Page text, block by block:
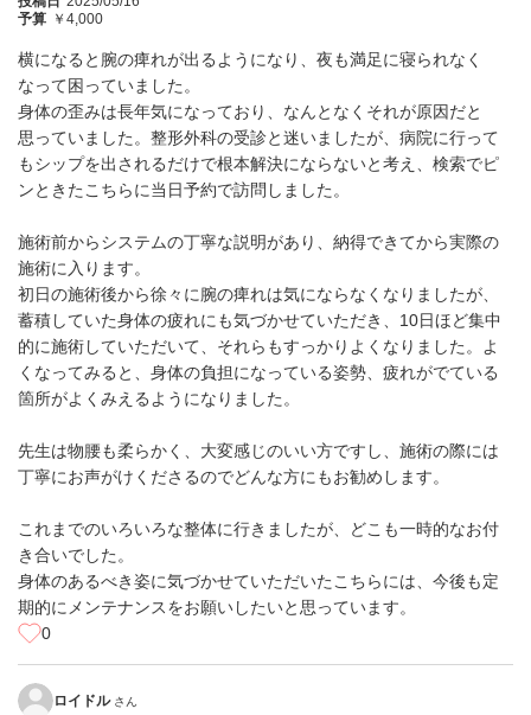
予算 ￥4,000
横になると腕の痺れが出るようになり、夜も満足に寝られなく
なって困っていました。
身体の歪みは長年気になっており、なんとなくそれが原因だと
思っていました。整形外科の受診と迷いましたが、病院に行って
もシップを出されるだけで根本解決にならないと考え、検索でピ
ンときたこちらに当日予約で訪問しました。
施術前からシステムの丁寧な説明があり、納得できてから実際の
施術に入ります。
初日の施術後から徐々に腕の痺れは気にならなくなりましたが、
蓄積していた身体の疲れにも気づかせていただき、10日ほど集中
的に施術していただいて、それらもすっかりよくなりました。よ
くなってみると、身体の負担になっている姿勢、疲れがでている
箇所がよくみえるようになりました。
先生は物腰も柔らかく、大変感じのいい方ですし、施術の際には
丁寧にお声がけくださるのでどんな方にもお勧めします。
これまでのいろいろな整体に行きましたが、どこも一時的なお付
き合いでした。
身体のあるべき姿に気づかせていただいたこちらには、今後も定
期的にメンテナンスをお願いしたいと思っています。
0
ロイドル さん